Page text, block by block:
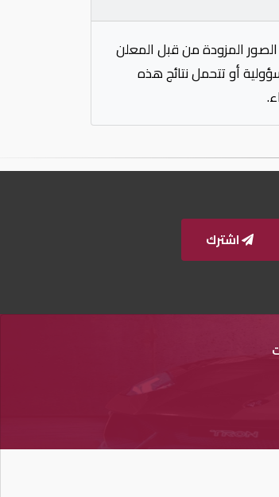
المزودة من قبل المعلن
أو تتحمل نتائج هذه
اشترك